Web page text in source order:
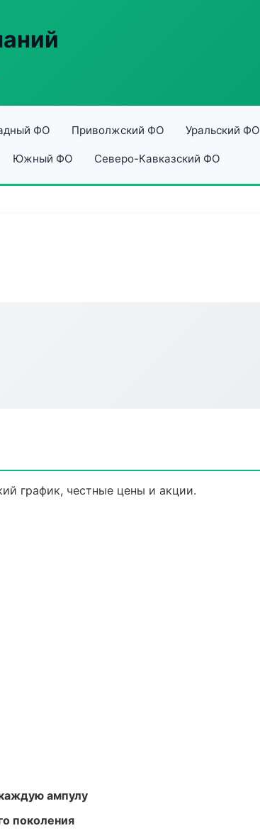
ФО Приволжский ФО Уральский ФО
Южный ФО Северо-Кавказский ФО
график, честные цены и акции.
ампулу
поколения